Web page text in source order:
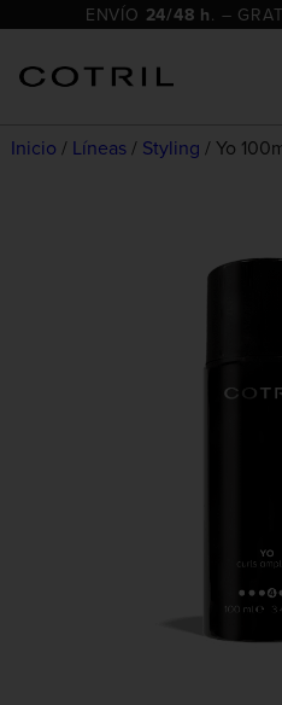
ENVÍO 24/48 h . –
Inicio / Líneas / Styling / Yo